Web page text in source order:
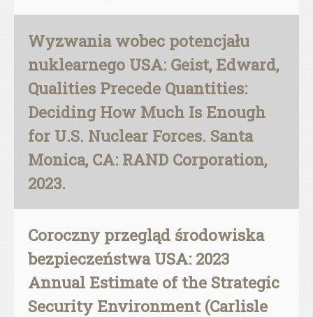
Wyzwania wobec potencjału
nuklearnego USA: Geist, Edward,
Qualities Precede Quantities:
Deciding How Much Is Enough
for U.S. Nuclear Forces. Santa
Monica, CA: RAND Corporation,
2023.
Coroczny przegląd środowiska
bezpieczeństwa USA: 2023
Annual Estimate of the Strategic
Security Environment (Carlisle